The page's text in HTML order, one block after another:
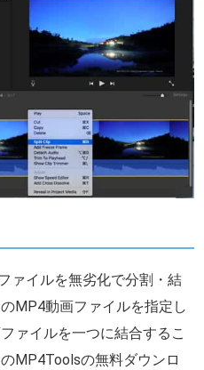
ァイルを無劣化で分割・結
MP4動画ファイルを指定し
ァイルを一つに結合するこ
MP4Toolsの無料ダウンロ